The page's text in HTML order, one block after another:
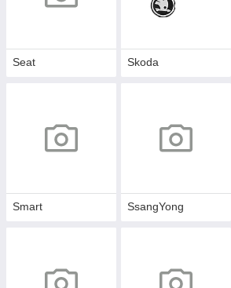
Seat Skoda
Smart SsangYong